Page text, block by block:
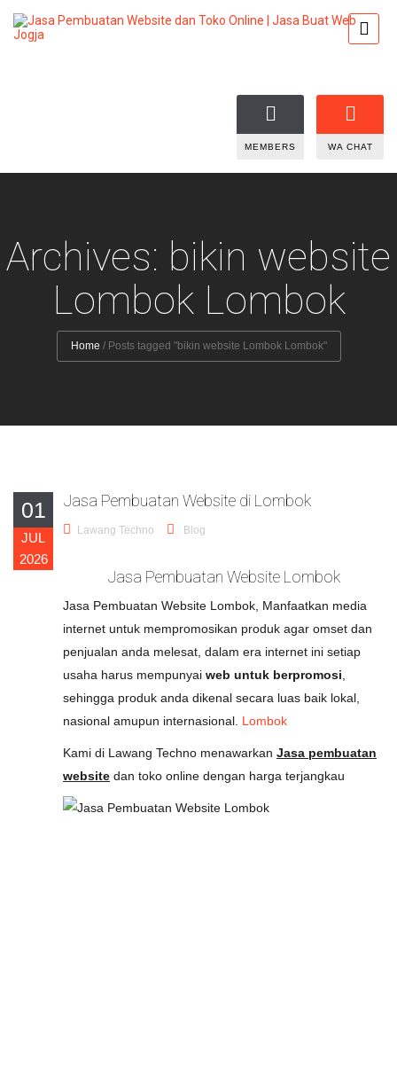
MEMBERS WA CHAT
Archives: bikin website
Lombok Lombok
Home / Posts tagged "bikin website Lombok Lombok"
01
JUL
2026
Jasa Pembuatan Website di Lombok
Lawang Techno Blog
Jasa Pembuatan Website Lombok
Jasa Pembuatan Website Lombok, Manfaatkan media
internet untuk mempromosikan produk agar omset dan
penjualan anda melesat, dalam era internet ini setiap
usaha harus mempunyai web untuk berpromosi
sehingga produk anda dikenal secara luas baik lokal,
nasional amupun internasional. Lombok
Kami di Lawang Techno menawarkan Jasa pembuatan
website dan toko online dengan harga terjangkau